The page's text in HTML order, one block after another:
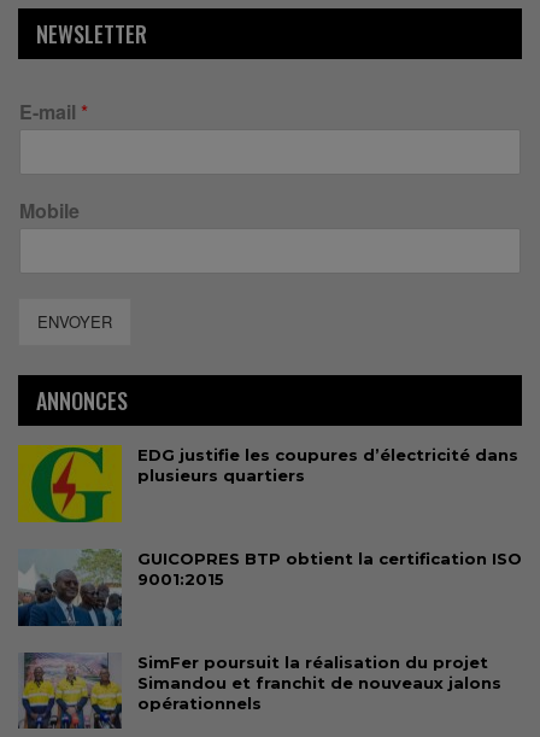
NEWSLETTER
E-mail *
Mobile
ENVOYER
ANNONCES
EDG justifie les coupures d’électricité dans
plusieurs quartiers
GUICOPRES BTP obtient la certification ISO
9001:2015
SimFer poursuit la réalisation du projet
Simandou et franchit de nouveaux jalons
opérationnels